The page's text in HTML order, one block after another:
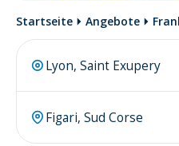
Startseite Angebote